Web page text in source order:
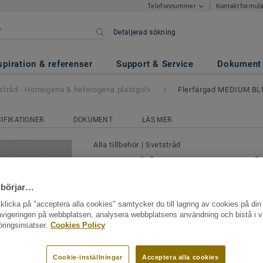
Telefonnummer
Detaljerad sökning
& referenser Support & Service Dokument
& heterogena plastgolv
- Homogena & heterogena plastgolv Flerfärgad MEDIUM
DOKUMENT LÄS MER
Alla tillbehör |Svetstråd
Svetstråd - Homogena &
0197
Att svetsa plastgolv innebär att man
börjar…
på "acceptera alla cookies" samtycker du till lagring av cookies på
på webbplatsen, analysera webbplatsens användning och bistå i
Cookies Policy
Acceptera alla cookies
Cookie-inställningar